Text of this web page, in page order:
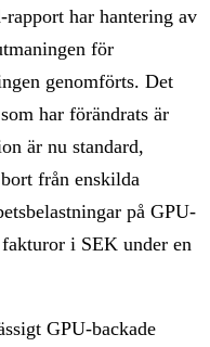
har hantering av
för
genomförts. Det
har förändrats är
är nu standard,
från enskilda
på GPU-
i SEK under en
GPU-backade